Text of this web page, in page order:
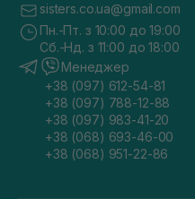
sisters.co.ua@gmail.com
Пн.-Пт. з 10:00 до 19:00
Сб.-Нд. з 11:00 до 18:00
Менеджер
+38 (097) 612-54-81
+38 (097) 788-12-88
+38 (097) 983-41-20
+38 (068) 693-46-00
+38 (068) 951-22-86